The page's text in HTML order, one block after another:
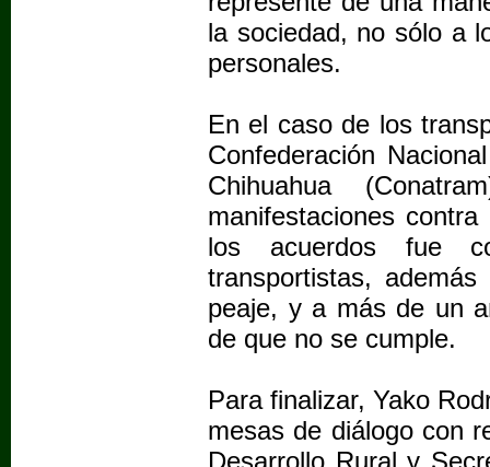
la sociedad, no sólo a
personales.
En el caso de los
Confederación
Chihuahua
manifestaciones
los acuerdos fue
transportistas,
peaje, y a más de un
de que no se cumple.
Para finalizar, Yako
mesas de diálogo con
Desarrollo Rural y